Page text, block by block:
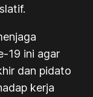
19 ini agar
dan pidato
kerja